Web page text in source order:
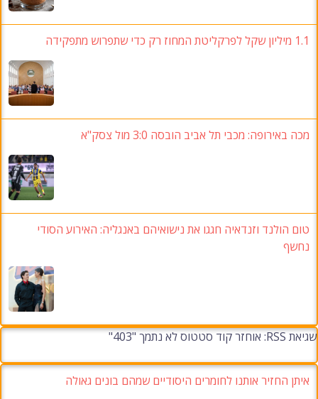
1.1 מיליון שקל לפרקליטת המחוז רק כדי שתפרוש מתפקידה
מכה באירופה: מכבי תל אביב הובסה 3:0 מול צסק"א
טום הולנד וזנדאיה חגגו את נישואיהם באנגליה: האירוע הסודי
נחשף
שגיאת RSS: אוחזר קוד סטטוס לא נתמך "403"
איתן החזיר אותנו לחומרים היסודיים שמהם בונים גאולה